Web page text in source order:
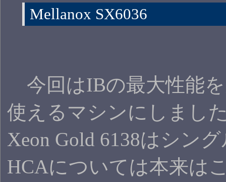
Mellanox SX6036
今回はIBの最大性能
使えるマシンにしまし
Xeon Gold 6138はシン
HCAについては本来は